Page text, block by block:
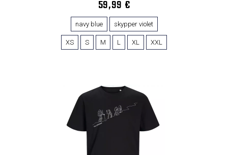
59,99 €
navy blue skypper violet
XS S M L XL XXL